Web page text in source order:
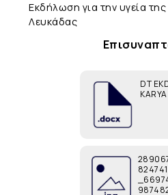
Εκδήλωση για την υγεία
Λευκάδας
DT